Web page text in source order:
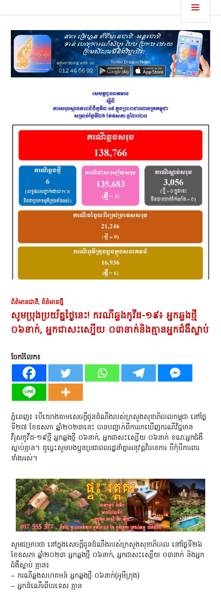
to នគរដ្រេហ្គន
ព័ត៌មានជាតិ, ព័ត៌មានថ្មី
​សូមប្រុងប្រយ័ត្ន​ថ្ងៃនេះ! ករណីឆ្លងកូវីដ-១៩៖​ ​​អ្នកឆ្លងថ្មី​​
០៦នាក់,​ អ្នកជាសះស្បើយ​​​​​ ០៣នាក់និងគ្មាន​អ្នកជំងឺស្លាប់​
ចែករំលែក៖
ភ្នំពេញ៖ បើយោងតាមសេចក្ដីជូនដំណឹងរបស់ក្រសួងសុខាភិបាលកម្ពុជា នៅថ្ងៃ​
ទី២៧ ខែឧសភា​​​ ឆ្នាំ២០២៣នេះ​ បានបញ្ជាក់ពីការរកឃើញ​ករណីវិជ្ជមាន
វីរុសកូវីដ-១៩ថ្មី​ អ្នកឆ្លងថ្មី​ ០៦នាក់​,​ ឣ្នកជាសះស្បើយ​​​​​​​​​ ០៦នាក់​ ខណៈអ្នកជំងឺ
ស្លាប់​​គ្មាន​។​ ដូច្នេះ​សូម​បងប្អូន​ប្រជាពលរដ្ឋ​នាំគ្នា​អនុវត្ត​វិធានការ​ បីកុំ​បីការពារ​
ទាំងអស់​។
សូមជម្រាបថា​ នៅក្នុង​សេចក្ដីជូនដំណឹងរបស់ក្រសួងសុខាភិបាល​ នៅថ្ងៃទី២៦
ខែឧសភា​ ឆ្នាំ​២០២៣​ អ្នកឆ្លង​ថ្មី​ ០៦នាក់,​ អ្នកជាសះស្បើយ​​​​​​​​​​​ ០៣នាក់​ និងអ្នក
ជំងឺស្លាប់​ គ្មាន​៖
– ករណីឆ្លង​សហគមន៍​ អ្នកឆ្លងថ្មី​ ០៦នាក់(អូមីក្រុង)
– អ្នកដំណើរពីបរទេស​ គ្មាន